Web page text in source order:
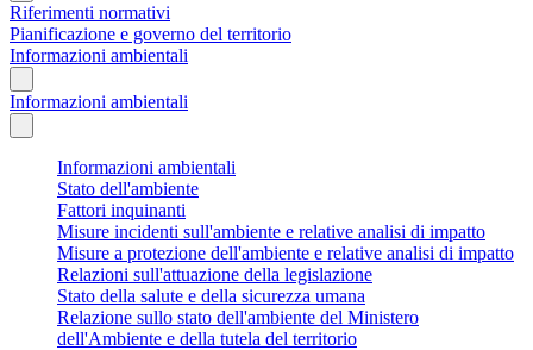
Riferimenti normativi
Pianificazione e governo del territorio
Informazioni ambientali
Informazioni ambientali
Informazioni ambientali
Stato dell'ambiente
Fattori inquinanti
Misure incidenti sull'ambiente e relative analisi di impatto
Misure a protezione dell'ambiente e relative analisi di impatto
Relazioni sull'attuazione della legislazione
Stato della salute e della sicurezza umana
Relazione sullo stato dell'ambiente del Ministero
dell'Ambiente e della tutela del territorio